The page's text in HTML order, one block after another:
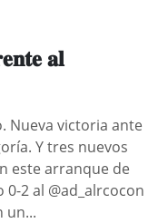
𝐚𝐥
Nueva victoria ante
Y tres nuevos
este arranque de
2 al @ad_alrcocon
un...